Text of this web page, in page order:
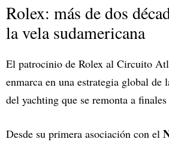
Rolex: más de dos
la vela sudamericana
El patrocinio de Rolex al Circuito
enmarca en una estrategia global de
del yachting que se remonta a
Desde su primera asociación con el